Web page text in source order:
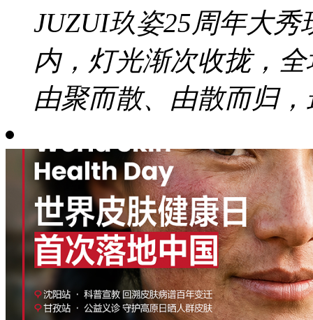
JUZUI玖姿25周年大秀
内，灯光渐次收拢，
由聚而散、由散而归